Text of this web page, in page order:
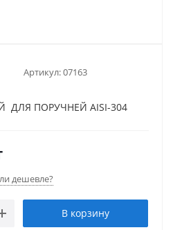
Артикул:07163
ДЛЯ ПОРУЧНЕЙ AISI-304
дешевле?
В корзину